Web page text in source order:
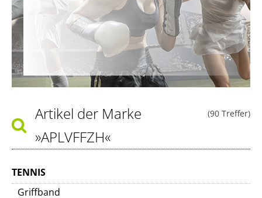
(90 Treffer)
Artikel der Marke
»APLVFFZH«
TENNIS
Griffband